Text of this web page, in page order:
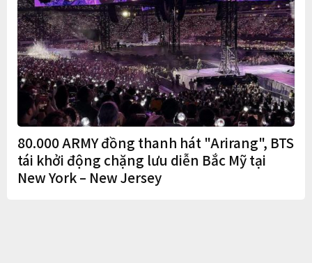
80.000 ARMY đồng thanh hát "Arirang", BTS
tái khởi động chặng lưu diễn Bắc Mỹ tại
New York – New Jersey